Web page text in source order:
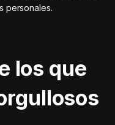
personales.
los que